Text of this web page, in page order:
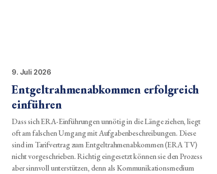
9. Juli 2026
Entgeltrahmenabkommen erfolgreich
einführen
Dass sich ERA-Einführungen unnötig in die Länge ziehen, liegt
oft am falschen Umgang mit Aufgabenbeschreibungen. Diese
sind im Tarifvertrag zum Entgeltrahmenabkommen (ERA TV)
nicht vorgeschrieben. Richtig eingesetzt können sie den Prozess
aber sinnvoll unterstützen, denn als Kommunikationsmedium